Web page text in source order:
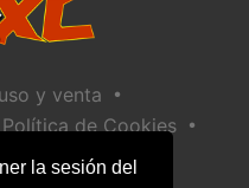
la sesión del
y venta •
Política de Cookies •
infantil